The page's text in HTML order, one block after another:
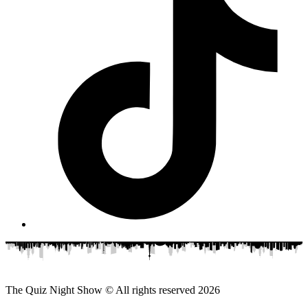
The Quiz Night Show © All rights reserved 2026